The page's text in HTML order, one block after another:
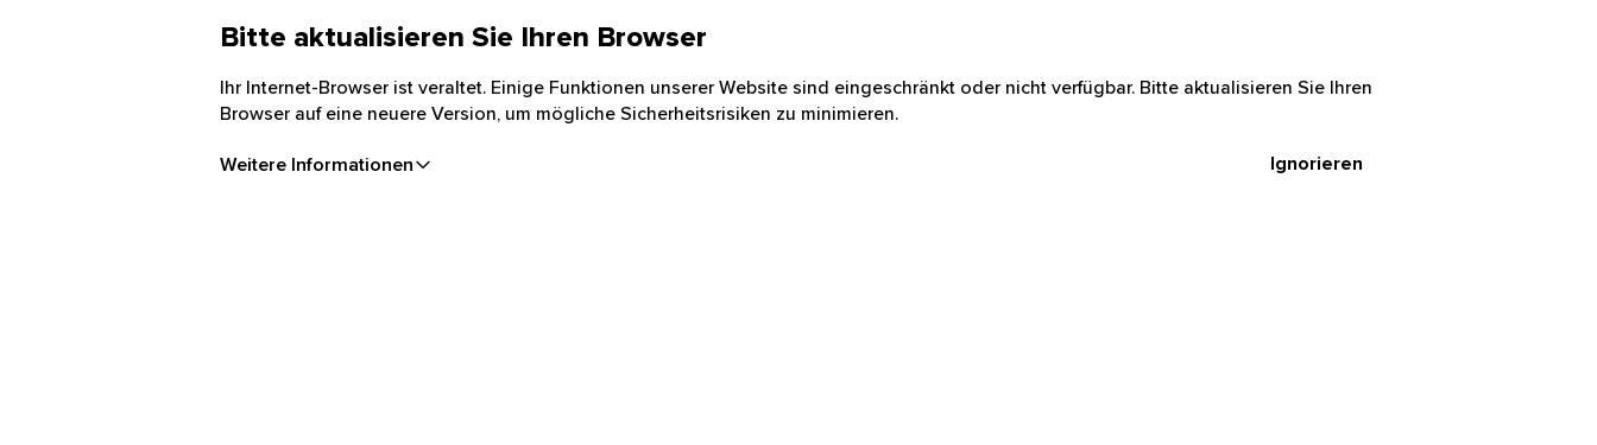
Bitte aktualisieren Sie Ihren Browser
Ihr Internet-Browser ist veraltet. Einige Funktionen unserer Website sind eingeschränkt oder nicht verfügbar. Bitte aktualisieren Sie Ihren
Browser auf eine neuere Version, um mögliche Sicherheitsrisiken zu minimieren.
Weitere Informationen Ignorieren